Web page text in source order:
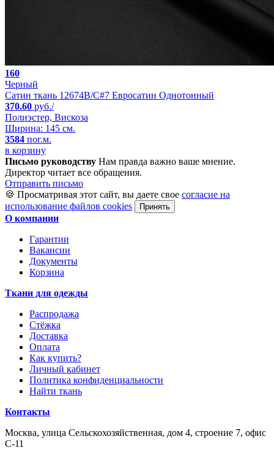
160
Черный
Сатин ткань 12674B/C#7 Евросатин Однотонный
370.60 руб./
Полиэстер, Вискоза
Ширина: 145 см.
3584 пог.м.
в корзину
Письмо руководству Нам правда важно ваше мнение.
Директор читает все обращения.
Отправить письмо
🍪 Просматривая этот сайт, вы даете свое согласие на
использование файлов cookies
Принять
О компании
Гарантии
Вакансии
Документы
Корзина
Ткани для одежды
Распродажа
Стёжка
Доставка
Оплата
Как купить?
Личный кабинет
Политика конфиденциальности
Найти ткань
Контакты
Москва, улица Сельскохозяйственная, дом 4, строение 7, офис
С-11